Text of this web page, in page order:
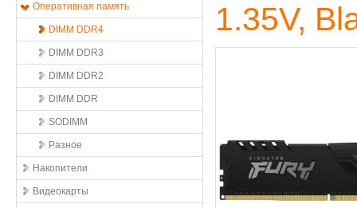
Оперативная память
DIMM DDR4
DIMM DDR3
DIMM DDR2
DIMM DDR
SODIMM
Разное
Накопители
Видеокарты
1.35V,